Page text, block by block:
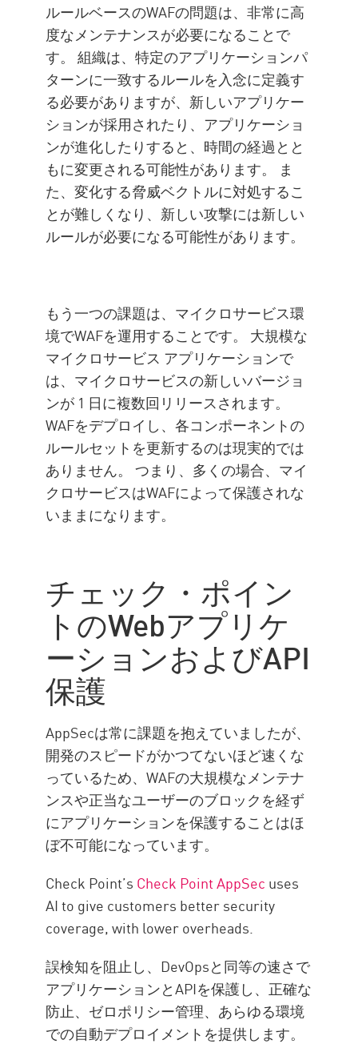
ルールベースのWAFの問題は、非常に高
度なメンテナンスが必要になることで
す。 組織は、特定のアプリケーションパ
ターンに一致するルールを入念に定義す
る必要がありますが、新しいアプリケー
ションが採用されたり、アプリケーショ
ンが進化したりすると、時間の経過とと
もに変更される可能性があります。 ま
た、変化する脅威ベクトルに対処するこ
とが難しくなり、新しい攻撃には新しい
ルールが必要になる可能性があります。
もう一つの課題は、マイクロサービス環
境でWAFを運用することです。 大規模な
マイクロサービス アプリケーションで
は、マイクロサービスの新しいバージョ
ンが 1 日に複数回リリースされます。
WAFをデプロイし、各コンポーネントの
ルールセットを更新するのは現実的では
ありません。 つまり、多くの場合、マイ
クロサービスはWAFによって保護されな
いままになります。
チェック・ポイン
トのWebアプリケ
ーションおよびAPI
保護
AppSecは常に課題を抱えていましたが、
開発のスピードがかつてないほど速くな
っているため、WAFの大規模なメンテナ
ンスや正当なユーザーのブロックを経ず
にアプリケーションを保護することはほ
ぼ不可能になっています。
Check Point’s Check Point AppSec uses
AI to give customers better security
coverage, with lower overheads.
誤検知を阻止し、DevOpsと同等の速さで
アプリケーションとAPIを保護し、正確な
防止、ゼロポリシー管理、あらゆる環境
での自動デプロイメントを提供します。